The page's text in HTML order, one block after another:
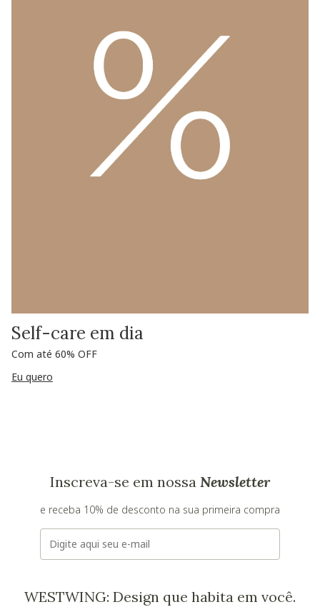
Self-care em dia
Com até 60% OFF
Eu quero
Inscreva-se em nossa Newsletter
e receba 10% de desconto na sua primeira compra
E-mail
WESTWING: Design que habita em você.